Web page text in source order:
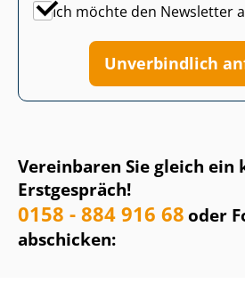
Vereinbaren Sie gleich ein
Erstgespräch!
0158 - 884 916 68oder
abschicken:
Ich möchte den Newsletter
Unverbindlich